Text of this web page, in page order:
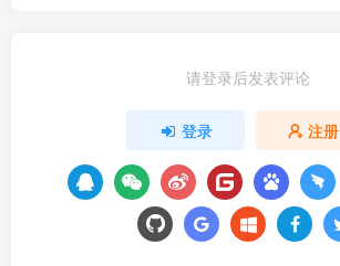
请登录后发表评论
登录 注册